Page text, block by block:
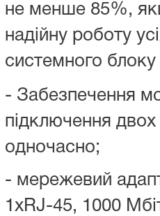
не менше 85%,
надійну роботу
системного блоку
- Забезпечення
підключення двох
одночасно;
- мережевий
1xRJ-45, 1000